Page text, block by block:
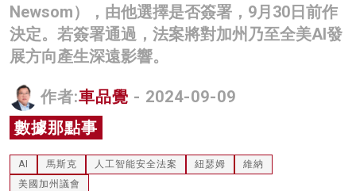
商業
科技
名家榜
灼見活動
關於我們
Newsom），由他選擇是否簽署，9月30日前作
決定。若簽署通過，法案將對加州乃至全美AI發
展方向產生深遠影響。
作者:車品覺 - 2024-09-09
數據那點事
AI 馬斯克 人工智能安全法案 紐瑟姆
維納
美國加州議會